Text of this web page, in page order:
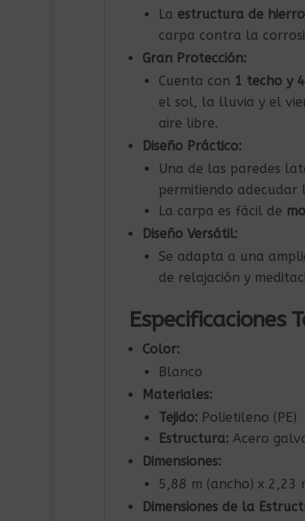
La estructura de
carpa contra la
Gran Protección:
Cuenta con 1 techo y
el sol, la lluvia y el
aire libre.
Diseño Práctico:
Una de las paredes
permitiendo adecudar
La carpa es fácil de
Diseño Versátil:
Se adapta a una
de relajación y
Especificaciones
Color:
Blanco
Materiales:
Tejido:Polietileno (PE)
Estructura:Acero
Dimensiones:
5,88 m (ancho) x
Dimensiones de la